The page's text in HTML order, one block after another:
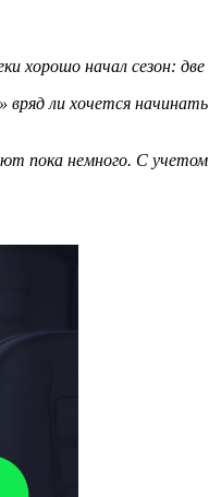
начал сезон: две
ли хочется
пока немного. С